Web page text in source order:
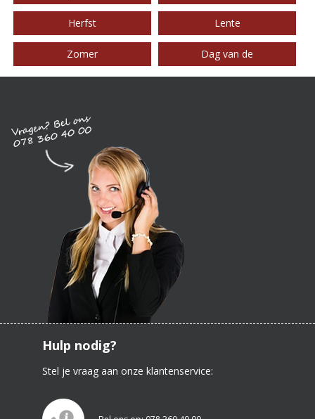
Herfst Lente
Zomer Dag van de
Hulp nodig?
Stel je vraag aan onze klantenservice: